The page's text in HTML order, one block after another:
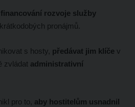
rozvoje služby
pronájmů.
s hosty, předávat jim klíče v
zvládat administrativní
pro to, aby hostitelům usnadnil